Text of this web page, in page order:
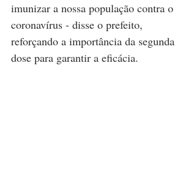
imunizar a nossa população contra o
coronavírus - disse o prefeito,
reforçando a importância da segunda
dose para garantir a eficácia.